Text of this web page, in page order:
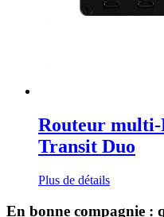
Routeur
Transit Duo
Plus de détails
En bonne compagnie :